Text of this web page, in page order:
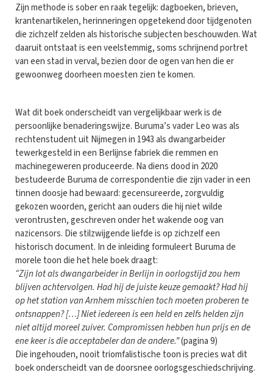
Zijn methode is sober en raak tegelijk: dagboeken, brieven,
krantenartikelen, herinneringen opgetekend door tijdgenoten
die zichzelf zelden als historische subjecten beschouwden. Wat
daaruit ontstaat is een veelstemmig, soms schrijnend portret
van een stad in verval, bezien door de ogen van hen die er
gewoonweg doorheen moesten zien te komen.
Wat dit boek onderscheidt van vergelijkbaar werk is de
persoonlijke benaderingswijze. Buruma’s vader Leo was als
rechtenstudent uit Nijmegen in 1943 als dwangarbeider
tewerkgesteld in een Berlijnse fabriek die remmen en
machinegeweren produceerde. Na diens dood in 2020
bestudeerde Buruma de correspondentie die zijn vader in een
tinnen doosje had bewaard: gecensureerde, zorgvuldig
gekozen woorden, gericht aan ouders die hij niet wilde
verontrusten, geschreven onder het wakende oog van
nazicensors. Die stilzwijgende liefde is op zichzelf een
historisch document. In de inleiding formuleert Buruma de
morele toon die het hele boek draagt:
“Zijn lot als dwangarbeider in Berlijn in oorlogstijd zou hem
blijven achtervolgen. Had hij de juiste keuze gemaakt? Had hij
op het station van Arnhem misschien toch moeten proberen te
ontsnappen? […] Niet iedereen is een held en zelfs helden zijn
niet altijd moreel zuiver. Compromissen hebben hun prijs en de
ene keer is die acceptabeler dan de andere.”(pagina 9)
Die ingehouden, nooit triomfalistische toon is precies wat dit
boek onderscheidt van de doorsnee oorlogsgeschiedschrijving.